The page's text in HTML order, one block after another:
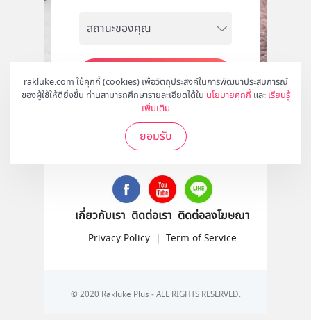
rakluke.com ใช้คุกกี้ (cookies) เพื่อวัตถุประสงค์ในการพัฒนาประสบการณ์
ของผู้ใช้ให้ดียิ่งขึ้น ท่านสามารถศึกษารายละเอียดได้ใน นโยบายคุกกี้ และ เรียนรู้
เพิ่มเติม
ยอมรับ
สมัคร
ติดตามเราได้ที่
เกี่ยวกับเรา ติดต่อเรา ติดต่อลงโฆษณา
Privacy Policy | Term of Service
© 2020 Rakluke Plus - ALL RIGHTS RESERVED.